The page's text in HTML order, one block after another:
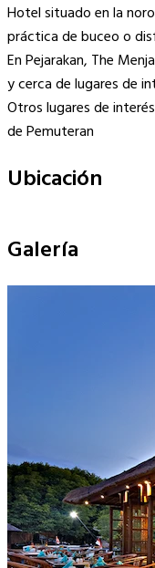
Hotel situado en la
práctica de buceo o
En Pejarakan, The
y cerca de lugares de
Otros lugares de
de Pemuteran
Ubicación
+
Galería